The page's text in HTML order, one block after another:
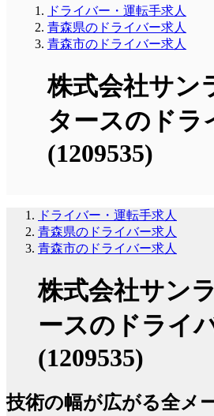
ドライバー・運転手求人
青森県のドライバー求人
青森市のドライバー求人
株式会社サン
タースのドラ
(1209535)
ドライバー・運転手求人
青森県のドライバー求人
青森市のドライバー求人
株式会社サン
ースのドライ
(1209535)
技術の幅が広がる全メ